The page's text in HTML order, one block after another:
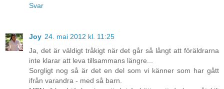
Svar
Joy 24. mai 2012 kl. 11:25
Ja, det är väldigt tråkigt när det går så långt att föräldrarna
inte klarar att leva tillsammans längre...
Sorgligt nog så är det en del som vi känner som har gått
ifrån varandra - med så barn.